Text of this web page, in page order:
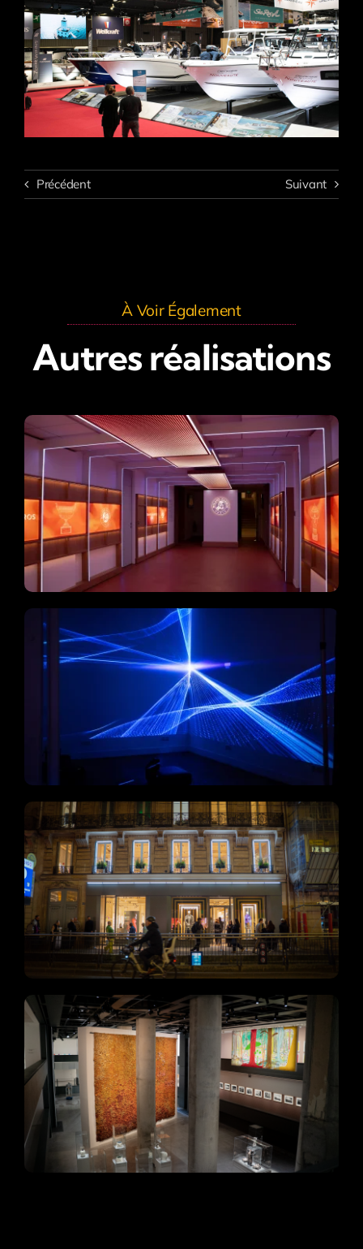
Précédent Suivant
À Voir Également
Autres réalisations
Roland Garros
Catégories :Événementiel
POP UP BRAUN
Catégories :Événementiel
& Other Stories
Catégories :Événementiel
La Fondation Cartier pour l’Art
Contemporain
Catégories : Muséographie